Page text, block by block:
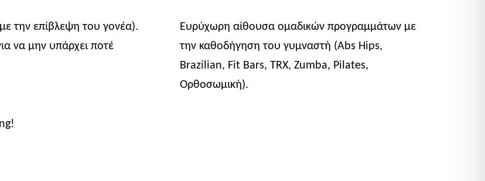
την επίβλεψη του γονέα).
να μην υπάρχει ποτέ
Ευρύχωρη αίθουσα ομαδικών προγραμμάτων με
την καθοδήγηση του γυμναστή (Abs Hips,
Brazilian, Fit Bars, TRX, Zumba, Pilates,
Ορθοσωμική).